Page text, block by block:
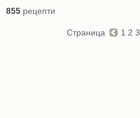
855 рецепти
Страница 1 2 3